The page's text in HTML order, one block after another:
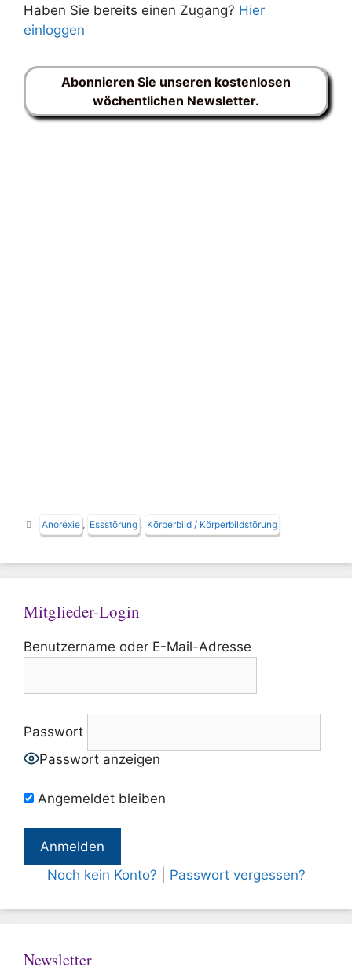
Haben Sie bereits einen Zugang? Hier
einloggen
Abonnieren Sie unseren kostenlosen
wöchentlichen Newsletter.
Schlagwörter
Anorexie Essstörung Körperbild / Körperbildstörung
Mitglieder-Login
Benutzername oder E-Mail-Adresse
Passwort
Passwort anzeigen
Angemeldet bleiben
Noch kein Konto? Passwort vergessen?
Newsletter